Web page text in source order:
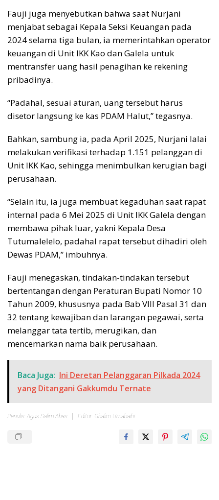
Fauji juga menyebutkan bahwa saat Nurjani
menjabat sebagai Kepala Seksi Keuangan pada
2024 selama tiga bulan, ia memerintahkan operator
keuangan di Unit IKK Kao dan Galela untuk
mentransfer uang hasil penagihan ke rekening
pribadinya.
“Padahal, sesuai aturan, uang tersebut harus
disetor langsung ke kas PDAM Halut,” tegasnya.
Bahkan, sambung ia, pada April 2025, Nurjani lalai
melakukan verifikasi terhadap 1.151 pelanggan di
Unit IKK Kao, sehingga menimbulkan kerugian bagi
perusahaan.
“Selain itu, ia juga membuat kegaduhan saat rapat
internal pada 6 Mei 2025 di Unit IKK Galela dengan
membawa pihak luar, yakni Kepala Desa
Tutumalelelo, padahal rapat tersebut dihadiri oleh
Dewas PDAM,” imbuhnya.
Fauji menegaskan, tindakan-tindakan tersebut
bertentangan dengan Peraturan Bupati Nomor 10
Tahun 2009, khususnya pada Bab VIII Pasal 31 dan
32 tentang kewajiban dan larangan pegawai, serta
melanggar tata tertib, merugikan, dan
mencemarkan nama baik perusahaan.
Baca Juga: Ini Deretan Pelanggaran Pilkada 2024
yang Ditangani Gakkumdu Ternate
Penulis: Agus Salim Abas Editor: Ghalim Umabaihi